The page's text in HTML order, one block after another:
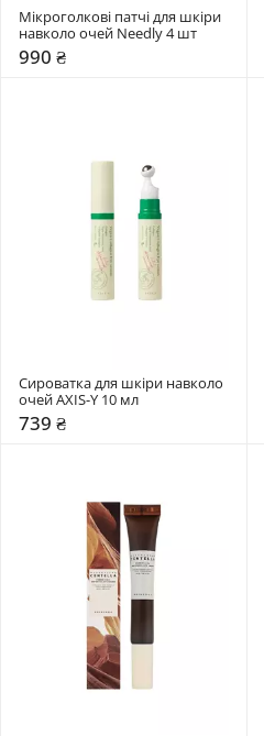
Мікроголкові патчі для шкіри
навколо очей Needly 4 шт
990 ₴
Сироватка для шкіри навколо
очей AXIS-Y 10 мл
739 ₴